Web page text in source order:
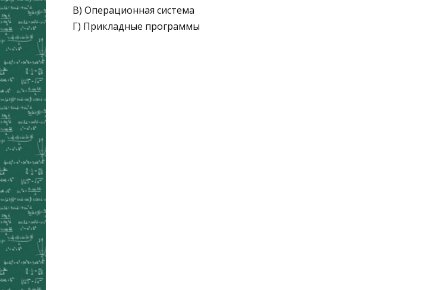
В) Операционная система
Г) Прикладные программы